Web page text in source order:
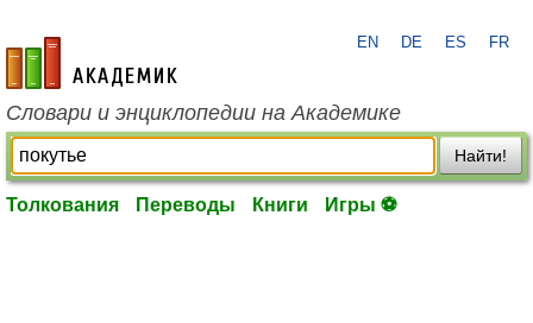
academic.ru
EN DE ES FR
Словари и энциклопедии на Академике
Найти!
Толкования Переводы Книги Игры ⚽